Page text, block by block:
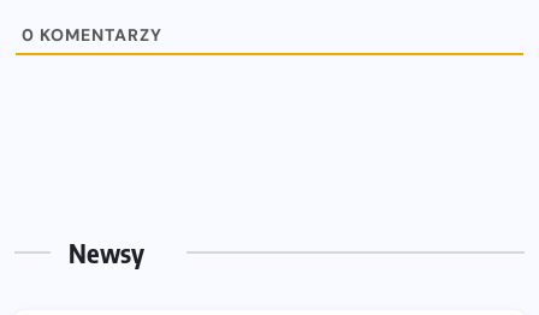
0 KOMENTARZY
Newsy